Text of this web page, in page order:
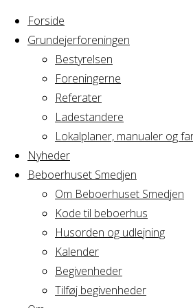
Forside
Grundejerforeningen
Bestyrelsen
Foreningerne
Referater
Ladestandere
Lokalplaner, manualer og
Nyheder
Beboerhuset Smedjen
Om Beboerhuset Smedjen
Kode til beboerhus
Husorden og udlejning
Kalender
Begivenheder
Tilføj begivenheder
Home
Lost Password
Lost
Registrer
Grundejerforeningen
Avedørelejren •
Avedørelejren •